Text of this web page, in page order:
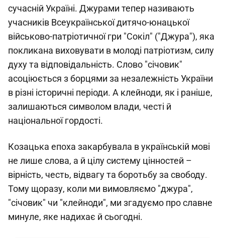
сучасній Україні. Джурами тепер називають
учасників Всеукраїнської дитячо-юнацької
військово-патріотичної гри "Сокіл" ("Джура"), яка
покликана виховувати в молоді патріотизм, силу
духу та відповідальність. Слово "січовик"
асоціюється з борцями за незалежність України
в різні історичні періоди. А клейноди, як і раніше,
залишаються символом влади, честі й
національної гордості.
Козацька епоха закарбувала в українській мові
не лише слова, а й цілу систему цінностей –
вірність, честь, відвагу та боротьбу за свободу.
Тому щоразу, коли ми вимовляємо "джура",
"січовик" чи "клейноди", ми згадуємо про славне
минуле, яке надихає й сьогодні.